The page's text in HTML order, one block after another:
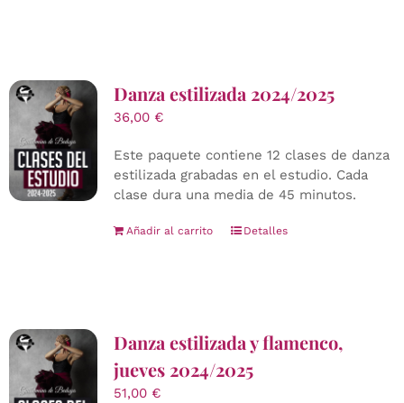
Danza estilizada 2024/2025
36,00 €
Este paquete contiene 12 clases de danza
estilizada grabadas en el estudio. Cada
clase dura una media de 45 minutos.
Añadir al carrito Detalles
Danza estilizada y flamenco,
jueves 2024/2025
51,00 €